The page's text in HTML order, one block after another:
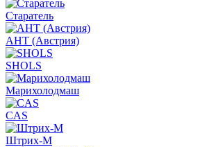
Старатель
АНТ (Австрия)
SHOLS
Марихолодмаш
CAS
Штрих-М